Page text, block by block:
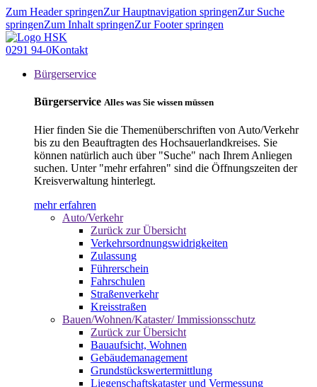
Zum Header springenZur Hauptnavigation springenZur Suche
springenZum Inhalt springenZur Footer springen
0291 94-0Kontakt
Bürgerservice
Bürgerservice Alles was Sie wissen müssen
Hier finden Sie die Themenüberschriften von Auto/Verkehr
bis zu den Beauftragten des Hochsauerlandkreises. Sie
können natürlich auch über "Suche" nach Ihrem Anliegen
suchen. Unter "mehr erfahren" sind die Öffnungszeiten der
Kreisverwaltung hinterlegt.
mehr erfahren
Auto/Verkehr
Zurück zur Übersicht
Verkehrsordnungswidrigkeiten
Zulassung
Führerschein
Fahrschulen
Straßenverkehr
Kreisstraßen
Bauen/Wohnen/Kataster/ Immissionsschutz
Zurück zur Übersicht
Bauaufsicht, Wohnen
Gebäudemanagement
Grundstückswertermittlung
Liegenschaftskataster und Vermessung